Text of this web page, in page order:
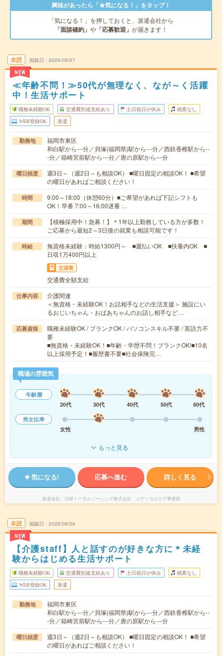
興味があったら「★気になる！」をタップ！
「気になる！」を押しておくと、派遣会社から
「面談確約」 や 「応募歓迎」 が届きます！
未読
NEW
掲載日 2026/08/07
≪年齢不問！≫50代が無理なく、なが～く活躍
中！生活サポート
職種未経験OK 交通費別途支給あり 土日祝日が休み 残業なし
WEB登録OK 派遣
勤務地
福岡市東区
和白駅から---分／貝塚(福岡県)駅から---分／西鉄香椎駅から--
-分／箱崎宮前駅から---分／唐の原駅から---分
曜日頻度
週3日～（週2日～も相談OK） ■曜日固定の相談OK！ ■希望
の曜日があればご相談ください！
時間
9:00～18:00（休憩60分）■ご希望があれば下記シフトも
OK！早番 7:00～16:00遅番 …
期間
【積極採用中！急募！】＊1年以上勤務している方が多数！
ご応募から最短2～3日後の就業も相談可能です！
時給
無資格未経験：時給1300円～ ■週払いOK ■扶養内OK ■
日収1万400円以上
交通費
交通費全額支給
仕事内容
介護関連
＜無資格・未経験OK！お話相手などの生活支援＞ 施設にい
るおじいちゃん・おばあちゃんのお話し相手など…
応募資格
職種未経験OK / ブランクOK / パソコンスキル不要 / 英語力不
要
■無資格・未経験OK！■年齢・学歴不問！ブランクOK!■10名
以上採用予定！■履歴書不要■社会保険完…
職場の雰囲気
年齢層
20代
30代 40代 50代
60代
男女比率
女性
男性
もっと見る
気になる! 応募へ進む 詳しく見る
派遣会社 日研トータルソーシング株式会社 メディカルケア事業部
未読
NEW
掲載日 2026/08/06
【介護staff】人と話すのが好きな方に＊未経
験からはじめる生活サポート
職種未経験OK 交通費別途支給あり 土日祝日が休み 残業なし
WEB登録OK 派遣
勤務地
福岡市東区
和白駅から---分／貝塚(福岡県)駅から---分／西鉄香椎駅から--
-分／箱崎宮前駅から---分／唐の原駅から---分
曜日頻度
週3日～（週2日～も相談OK） ■曜日固定の相談OK！ ■希望
の曜日があればご相談ください！